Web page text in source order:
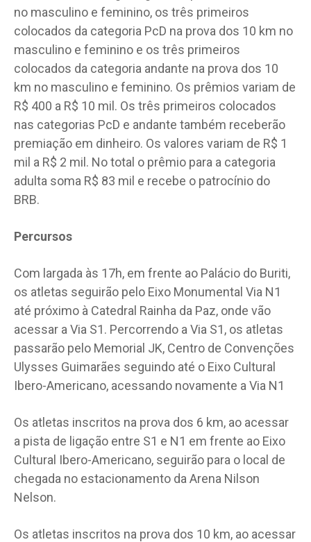
no masculino e feminino, os três primeiros
colocados da categoria PcD na prova dos 10 km no
masculino e feminino e os três primeiros
colocados da categoria andante na prova dos 10
km no masculino e feminino. Os prêmios variam de
R$ 400 a R$ 10 mil. Os três primeiros colocados
nas categorias PcD e andante também receberão
premiação em dinheiro. Os valores variam de R$ 1
mil a R$ 2 mil. No total o prêmio para a categoria
adulta soma R$ 83 mil e recebe o patrocínio do
BRB.
Percursos
Com largada às 17h, em frente ao Palácio do Buriti,
os atletas seguirão pelo Eixo Monumental Via N1
até próximo à Catedral Rainha da Paz, onde vão
acessar a Via S1. Percorrendo a Via S1, os atletas
passarão pelo Memorial JK, Centro de Convenções
Ulysses Guimarães seguindo até o Eixo Cultural
Ibero-Americano, acessando novamente a Via N1
Os atletas inscritos na prova dos 6 km, ao acessar
a pista de ligação entre S1 e N1 em frente ao Eixo
Cultural Ibero-Americano, seguirão para o local de
chegada no estacionamento da Arena Nilson
Nelson.
Os atletas inscritos na prova dos 10 km, ao acessar